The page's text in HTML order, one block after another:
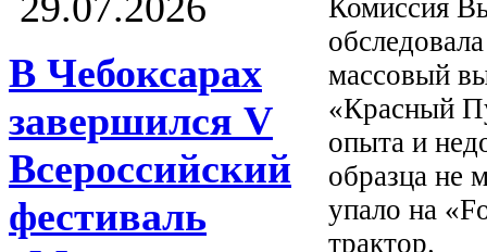
В Чебоксарах
завершился V
Всероссийский
фестиваль
Комиссия
массовый
«Красный
опыта и
образца не
упало на
трактор.